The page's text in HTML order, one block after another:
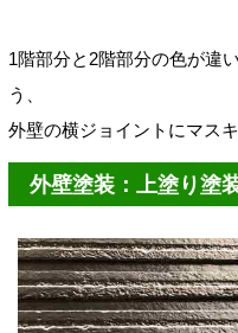
1階部分と2階部分の色が違
う、
外壁の横ジョイントにマス
外壁塗装：上塗り塗